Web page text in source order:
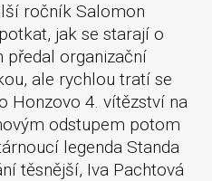
ročník Salomon
jak se starají o
předal organizační
ale rychlou tratí se
Honzovo 4. vítězství na
odstupem potom
legenda Standa
těsnější, Iva Pachtová